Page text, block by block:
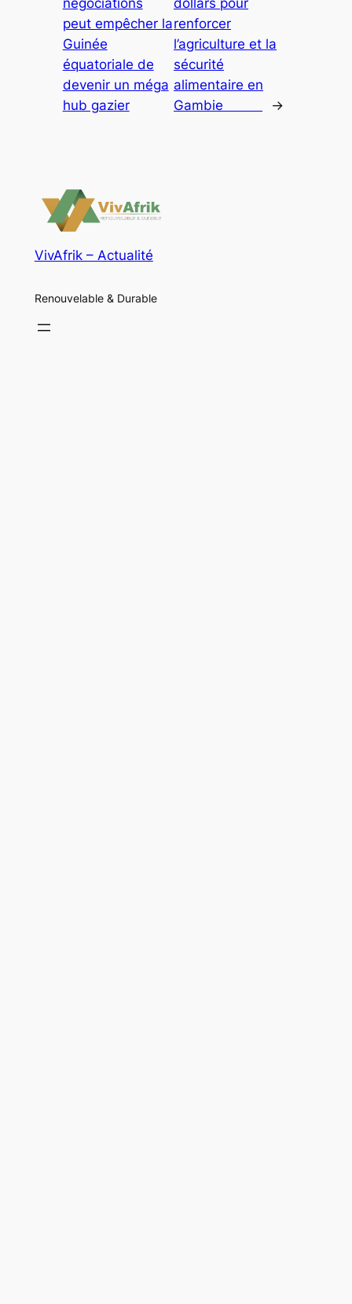
négociations
peut empêcher la
Guinée
équatoriale de
devenir un méga
hub gazier
dollars pour
renforcer
l’agriculture et la
sécurité
alimentaire en
Gambie
→
VivAfrik – Actualité
Renouvelable & Durable